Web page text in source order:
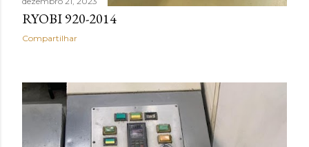
RYOBI 920-2014
Compartilhar